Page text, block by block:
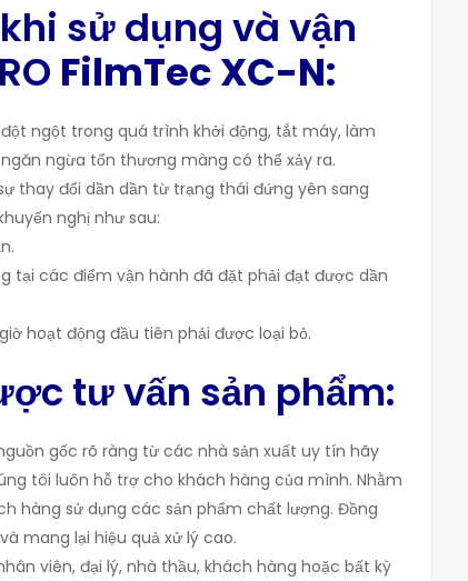
sử dụng và vận
FilmTec XC-N:
ngột trong quá trình khởi động, tắt máy, làm
ngừa tổn thương màng có thể xảy ra.
thay đổi dần dần từ trạng thái đứng yên sang
nghị như sau:
tại các điểm vận hành đã đặt phải đạt được dần
hoạt động đầu tiên phải được loại bỏ.
tư vấn sản phẩm:
gốc rõ ràng từ các nhà sản xuất uy tín hãy
tôi luôn hỗ trợ cho khách hàng của mình. Nhằm
hàng sử dụng các sản phẩm chất lượng. Đồng
mang lại hiệu quả xử lý cao.
viên, đại lý, nhà thầu, khách hàng hoặc bất kỳ